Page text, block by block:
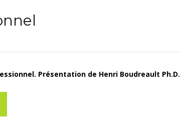
Présentation de Henri Boudreault Ph.D.